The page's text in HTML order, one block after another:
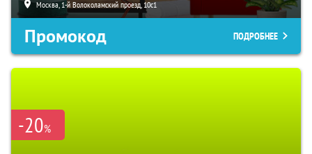
Москва, 1-й Волоколамский проезд, 10с1
Промокод ПОДРОБНЕЕ
-20%